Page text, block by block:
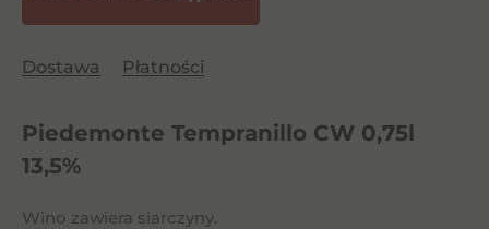
Dostawa Płatności
Piedemonte Tempranillo CW 0,75l
13,5%
Wino zawiera siarczyny.